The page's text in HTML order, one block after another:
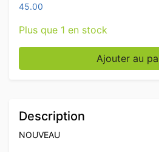
45.00
Plus que 1 en stock
quantité de CaravellAjouter au
Description
NOUVEAU